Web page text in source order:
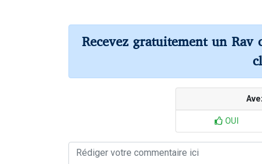
Recevez gratuitement un Rav
OUI